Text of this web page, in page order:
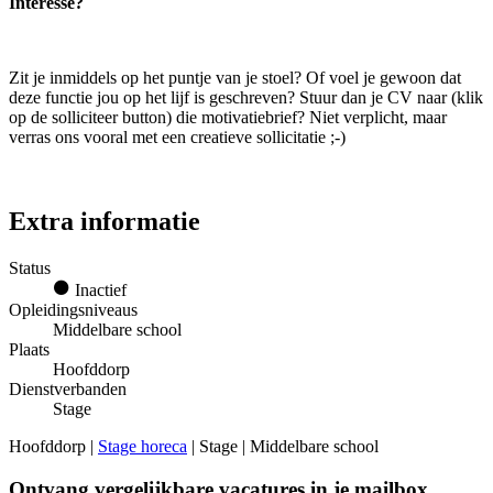
Zit je inmiddels op het puntje van je stoel? Of voel je gewoon dat
deze functie jou op het lijf is geschreven? Stuur dan je CV naar (klik
op de solliciteer button) die motivatiebrief? Niet verplicht, maar
verras ons vooral met een creatieve sollicitatie ;-)
Extra informatie
Status
Inactief
Opleidingsniveaus
Middelbare school
Plaats
Hoofddorp
Dienstverbanden
Stage
Hoofddorp | Stage horeca | Stage | Middelbare school